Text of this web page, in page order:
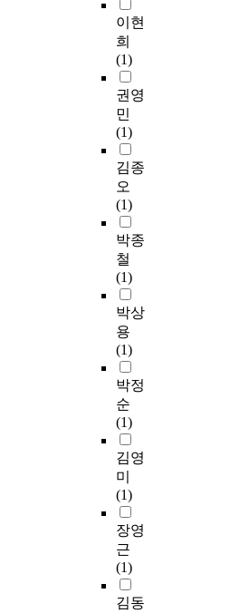
이현
희
(1)
권영
민
(1)
김종
오
(1)
박종
철
(1)
박상
용
(1)
박정
순
(1)
김영
미
(1)
장영
근
(1)
김동